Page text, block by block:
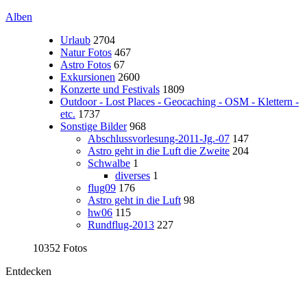
Alben
Urlaub 2704
Natur Fotos 467
Astro Fotos 67
Exkursionen 2600
Konzerte und Festivals 1809
Outdoor - Lost Places - Geocaching - OSM - Klettern -
etc. 1737
Sonstige Bilder 968
Abschlussvorlesung-2011-Jg.-07 147
Astro geht in die Luft die Zweite 204
Schwalbe 1
diverses 1
flug09 176
Astro geht in die Luft 98
hw06 115
Rundflug-2013 227
10352 Fotos
Entdecken